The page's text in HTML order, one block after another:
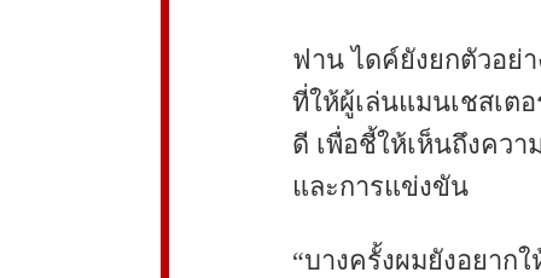
ฟาน ไดค์ยังยกตัวอย่
ที่ให้ผู้เล่นแมนเชสเต
ดี เพื่อชี้ให้เห็นถึงคว
และการแข่งขัน
“บางครั้งผมยังอยาก